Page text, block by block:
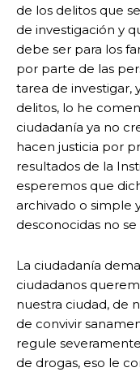
de los delitos que
de investigación y
debe ser para los
por parte de las
tarea de investigar,
delitos, lo he
ciudadanía ya no
hacen justicia por
resultados de la
esperemos que
archivado o simple
desconocidas no se
La ciudadanía
ciudadanos
nuestra ciudad, de
de convivir
regule
de drogas, eso le